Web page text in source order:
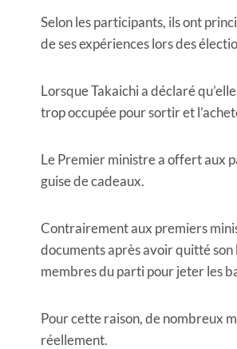
Selon les participants, ils ont
de ses expériences lors des
Lorsque Takaichi a déclaré
trop occupée pour sortir et
Le Premier ministre a offert aux
guise de cadeaux.
Contrairement aux premiers
documents après avoir quitté son
membres du parti pour jeter les
Pour cette raison, de nombreux
réellement.